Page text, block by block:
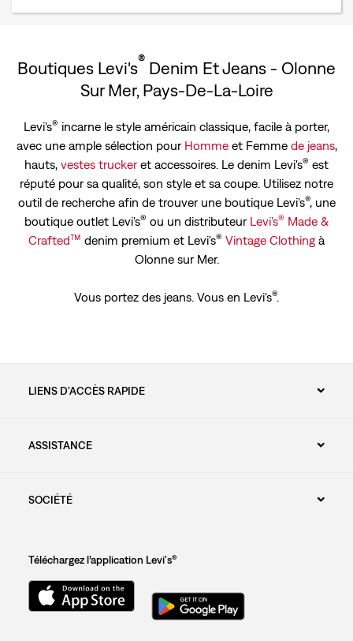
Boutiques Levi's® Denim Et Jeans - Olonne
Sur Mer, Pays-De-La-Loire
Levi's® incarne le style américain classique, facile à porter,
avec une ample sélection pour Hommeet Femme de jeans,
hauts, vestes truckeret accessoires. Le denim Levi's® est
réputé pour sa qualité, son style et sa coupe. Utilisez notre
outil de recherche afin de trouver une boutique Levi's®, une
boutique outlet Levi's® ou un distributeur Levi's® Made &
Crafted™ denim premium et Levi's® Vintage Clothing à
Olonne sur Mer.
Vous portez des jeans. Vous en Levi's®.
LIENS D'ACCÈS RAPIDE
ASSISTANCE
SOCIÉTÉ
Téléchargez l’application Levi's®